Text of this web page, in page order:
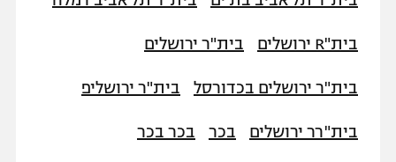
בית"R ירושלים בית"ר ירושלים
בית"ר ירושלים בכדורסל בית"ר ירושליפ
בית"רר ירושלים בכר בכר בכר